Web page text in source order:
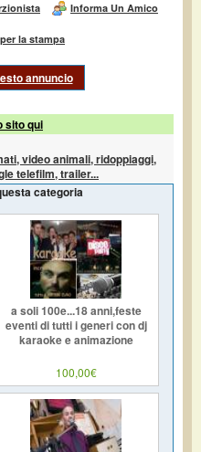
Informa Un Amico
la stampa
annuncio
sito qui
video animali, ridoppiaggi,
telefilm, trailer...
categoria
a soli 100e...18 anni,feste
eventi di tutti i generi con dj
karaoke e animazione
100,00€